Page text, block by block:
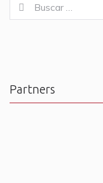
for:
Buscar
Partners